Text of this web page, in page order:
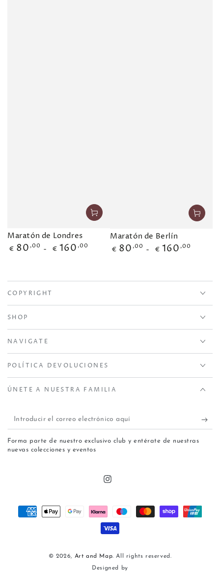
Maratón de Londres
Precio
€ 80 ,00 € 160 ,00
Maratón de Berlín
Precio
€ 80 ,00 € 160 ,00
COPYRIGHT
SHOP
NAVIGATE
POLÍTICA DEVOLUCIONES
ÚNETE A NUESTRA FAMILIA
Introducir
el
correo
Forma parte de nuestro exclusivo club y entérate de nuestras
nuevas colecciones y eventos
Instagram
© 2026, Art and Map. All rights reserved.
Designed by
Métodos